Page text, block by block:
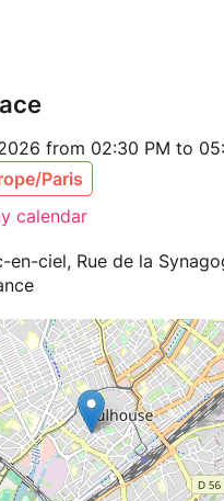
from 02:30 PM to
Paris
calendar
en-ciel, Rue de la